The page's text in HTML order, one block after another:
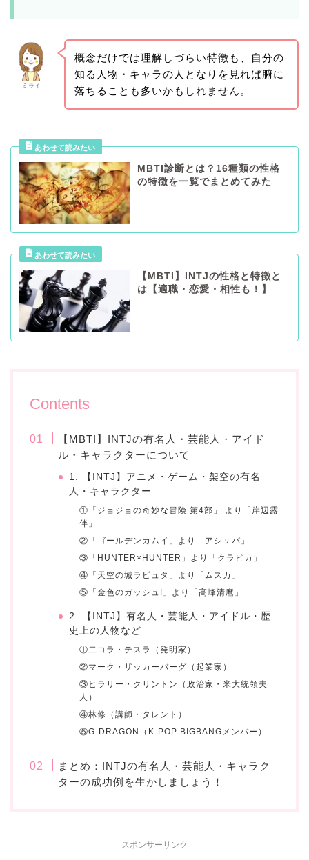
ミライ
概念だけでは理解しづらい特徴も、自分の
知る人物・キャラの人となりを見れば腑に
落ちることも多いかもしれません。
MBTI診断とは？16種類の性格
の特徴を一覧でまとめてみた
【MBTI】INTJの性格と特徴と
は【適職・恋愛・相性も！】
Contents
【MBTI】INTJの有名人・芸能人・アイド
ル・キャラクターについて
1. 【INTJ】アニメ・ゲーム・架空の有名
人・キャラクター
①「ジョジョの奇妙な冒険 第4部」 より「岸辺露
伴」
②「ゴールデンカムイ」より「アシㇼパ」
③「HUNTER×HUNTER」より「クラピカ」
④「天空の城ラピュタ」より「ムスカ」
⑤「金色のガッシュ!」より「高峰清麿」
2. 【INTJ】有名人・芸能人・アイドル・歴
史上の人物など
①二コラ・テスラ（発明家）
②マーク・ザッカーバーグ（起業家）
③ヒラリー・クリントン（政治家・米大統領夫
人）
④林修（講師・タレント）
⑤G-DRAGON（K-POP BIGBANGメンバー）
まとめ：INTJの有名人・芸能人・キャラク
ターの成功例を生かしましょう！
スポンサーリンク